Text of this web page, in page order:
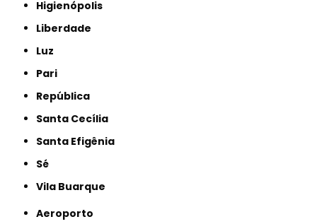
Higienópolis
Liberdade
Luz
Pari
República
Santa Cecília
Santa Efigênia
Sé
Vila Buarque
Aeroporto